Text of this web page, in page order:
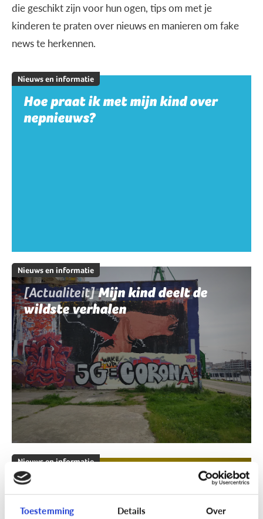
Toestemming Details Over
die geschikt zijn voor hun ogen, tips om met je
kinderen te praten over nieuws en manieren om fake
news te herkennen.
Nieuws en informatie
Hoe praat ik met mijn kind over
nepnieuws?
Nieuws en informatie
[Actualiteit]Mijn kind deelt de
wildste verhalen
Nieuws en informatie
[Klik & Print]